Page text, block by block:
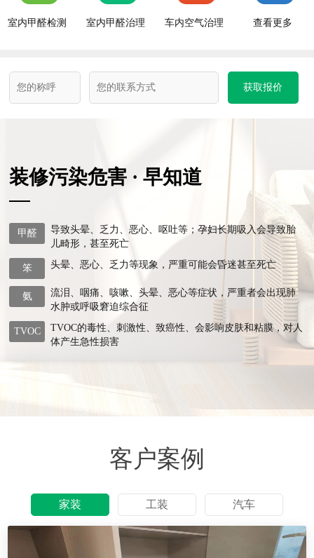
室内甲醛检测 室内甲醛治理 车内空气治理 查看更多
获取报价
装修污染危害 · 早知道
甲醛
导致头晕、乏力、恶心、呕吐等；孕妇长期吸入会导致胎
儿畸形，甚至死亡
笨 头晕、恶心、乏力等现象，严重可能会昏迷甚至死亡
氨
流泪、咽痛、咳嗽、头晕、恶心等症状，严重者会出现肺
水肿或呼吸窘迫综合征
TVOC
TVOC的毒性、刺激性、致癌性、会影响皮肤和粘膜，对人
体产生急性损害
客户案例
家装 工装 汽车